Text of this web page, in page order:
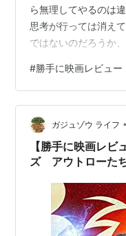
ら無理してやるのは
思考が行っては消え
ではないのだろうか
#勝手に映画レビュー
ガジュゾウ ライフ •
【勝手に映画レ
ズ アウトローた